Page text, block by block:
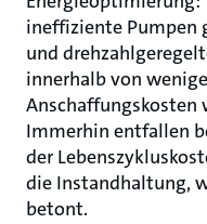
ineffiziente Pumpen
und
innerhalb von
Anschaffungskosten
Immerhin entfallen
der
die Instandhaltung,
betont.